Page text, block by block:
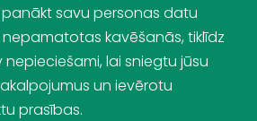
savu personas datu
kavēšanās, tiklīdz
lai sniegtu jūsu
un ievērotu
prasības.